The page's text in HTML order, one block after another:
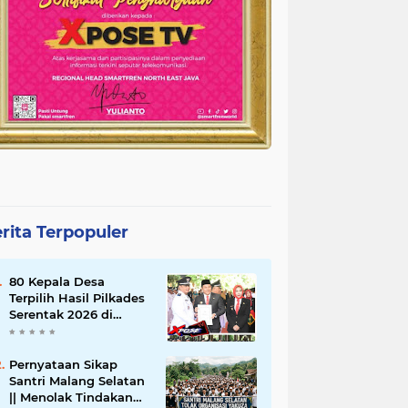
Terpopuler
80 Kepala Desa
Terpilih Hasil Pilkades
Serentak 2026 di
Lantik Bupati Sidoarjo
Pernyataan Sikap
Santri Malang Selatan
|| Menolak Tindakan